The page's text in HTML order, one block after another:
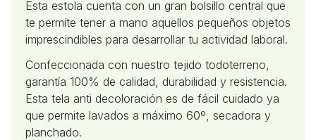
Esta estola cuenta con un gran bolsillo central que
te permite tener a mano aquellos pequeños objetos
imprescindibles para desarrollar tu actividad laboral.
Confeccionada con nuestro tejido todoterreno,
garantía 100% de calidad, durabilidad y resistencia.
Esta tela anti decoloración es de fácil cuidado ya
que permite lavados a máximo 60º, secadora y
planchado.